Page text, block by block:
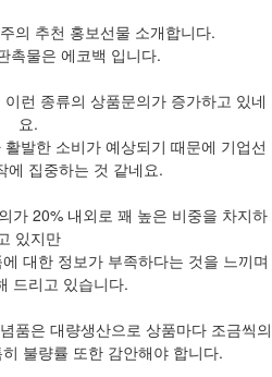
의 추천 홍보선물 소개합니다.
촉물은 에코백 입니다.
런 종류의 상품문의가 증가하고 있네
요.
발한 소비가 예상되기 때문에 기업선
에 집중하는 것 같네요.
가 20% 내외로 꽤 높은 비중을 차지하
있지만
대한 정보가 부족하다는 것을 느끼며
드리고 있습니다.
품은 대량생산으로 상품마다 조금씩의
불량률 또한 감안해야 합니다.